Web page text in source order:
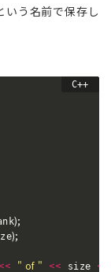
う名前で保存し
);
);
<< " of " << size <<